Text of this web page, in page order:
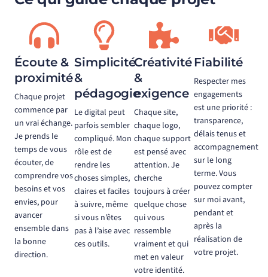
Écoute &
proximité
Chaque projet
commence par
un vrai échange.
Je prends le
temps de vous
écouter, de
comprendre vos
besoins et vos
envies, pour
avancer
ensemble dans
la bonne
direction.
Simplicité
&
pédagogie
Le digital peut
parfois sembler
compliqué. Mon
rôle est de
rendre les
choses simples,
claires et faciles
à suivre, même
si vous n’êtes
pas à l’aise avec
ces outils.
Créativité
&
exigence
Chaque site,
chaque logo,
chaque support
est pensé avec
attention. Je
cherche
toujours à créer
quelque chose
qui vous
ressemble
vraiment et qui
met en valeur
votre identité.
Fiabilité
Respecter mes
engagements
est une priorité :
transparence,
délais tenus et
accompagnement
sur le long
terme. Vous
pouvez compter
sur moi avant,
pendant et
après la
réalisation de
votre projet.